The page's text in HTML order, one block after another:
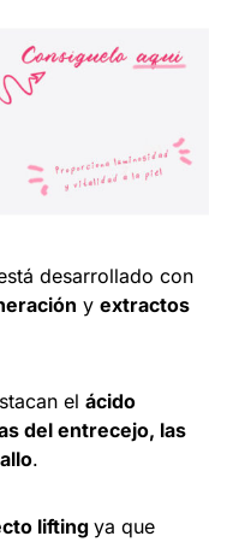
desarrollado con
y extractos
el ácido
del entrecejo, las
.
lifting ya que